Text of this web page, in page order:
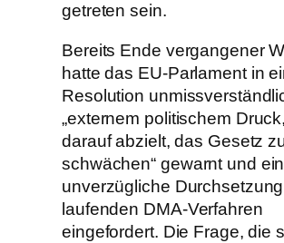
getreten sein.
Bereits Ende vergangener
hatte das EU-Parlament in
Resolution
„externem politischem
darauf abzielt, das Gesetz
schwächen“ gewarnt und
unverzügliche
laufenden DMA-Verfahren
eingefordert. Die Frage, die